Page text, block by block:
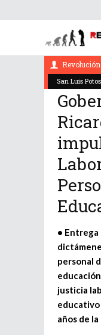
San Luis
octubre 4,
•
personal
justicia
educativo
años de